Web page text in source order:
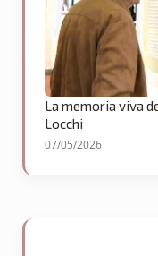
La memoria viva
Locchi
07/05/2026